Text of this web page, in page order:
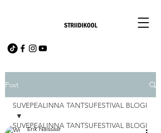
Post
SUVEPEALINNA TANTSUFESTIVAL BLOGI
SUVEPEALINNA TANTSUFESTIVAL BLOGI
Erik Naissaar